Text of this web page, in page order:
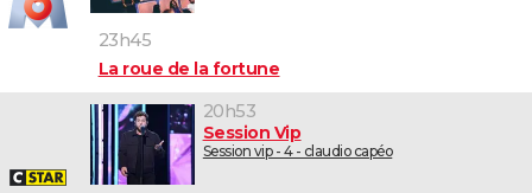
23h45
La roue de la fortune
20h53
Session Vip
Session vip - 4 - claudio capéo